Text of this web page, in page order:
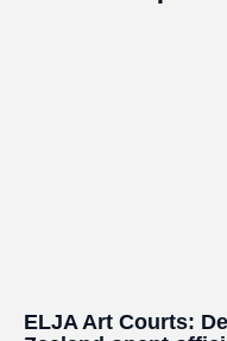
ELJA Art Courts: